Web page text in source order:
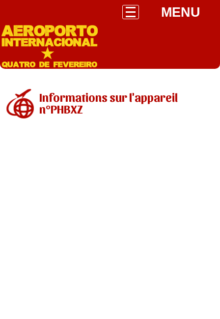
MENU
Informations sur l'appareil
n°PHBXZ